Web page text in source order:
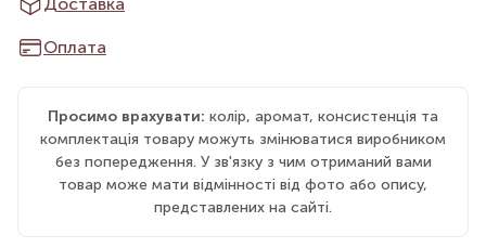
Оплата
Просимо врахувати: колір, аромат, консистенція та
комплектація товару можуть змінюватися виробником
без попередження. У зв'язку з чим отриманий вами
товар може мати відмінності від фото або опису,
представлених на сайті.